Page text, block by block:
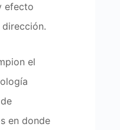
efecto
dirección.
el
en donde